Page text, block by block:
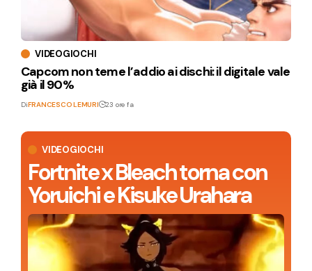
VIDEOGIOCHI
Fortnite x Bleach torna con
Yoruichi e Kisuke Urahara
VIDEOGIOCHI
Capcom non teme l’addio ai dischi: il digitale vale
già il 90%
DiFRANCESCO LEMURI 23 ore fa